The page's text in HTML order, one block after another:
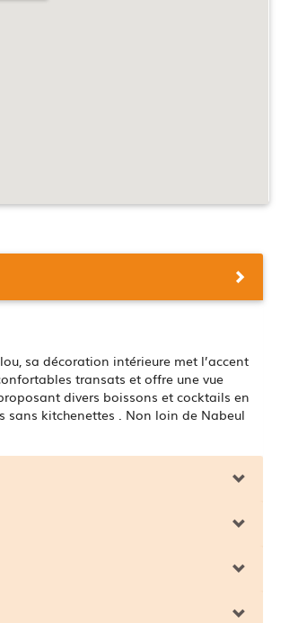
sa décoration intérieure met l’accent
transats et offre une vue
divers boissons et cocktails en
sans kitchenettes . Non loin de Nabeul